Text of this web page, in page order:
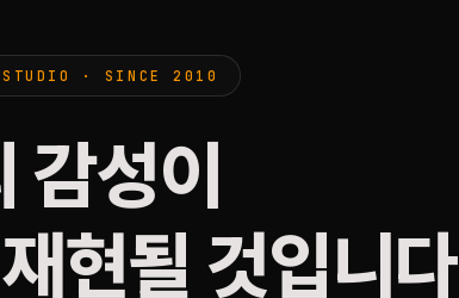
STUDIO · SINCE 2010
감성이
현될 것입니다